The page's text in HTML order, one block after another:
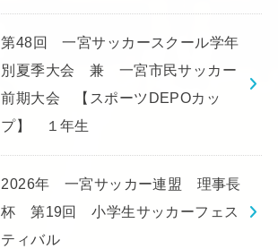
第48回 一宮サッカースクール学年
別夏季大会 兼 一宮市民サッカー
前期大会 【スポーツDEPOカッ
プ】 １年生
2026年 一宮サッカー連盟 理事長
杯 第19回 小学生サッカーフェス
ティバル